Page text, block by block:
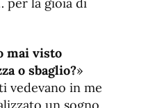
per la gioia di
mai visto
o sbaglio?»
vedevano in me